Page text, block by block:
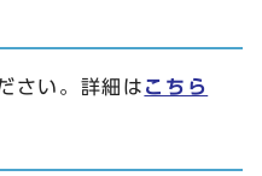
さい。詳細は こちら